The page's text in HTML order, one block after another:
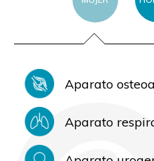
Aparato
Aparato